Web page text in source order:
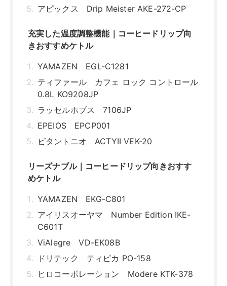
アピックス Drip Meister AKE-272-CP
充実した温度調整機能｜コーヒードリップ向
きおすすめケトル
YAMAZEN EGL-C1281
ティファール カフェ ロック コントロール
0.8L KO9208JP
ラッセルホブス 7106JP
EPEIOS EPCP001
ビタントニオ ACTYII VEK-20
リーズナブル｜コーヒードリップ向きおすす
めケトル
YAMAZEN EKG-C801
アイリスオーヤマ Number Edition IKE-
C601T
ViAlegre VD-EK08B
ドリテック ティピカ PO-158
ヒロコーポレーション Modere KTK-378